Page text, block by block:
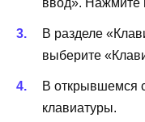
В разделе
выберите
В открывшемся
клавиатуры.